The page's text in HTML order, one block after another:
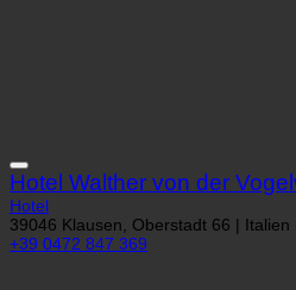
Hotel Walther von der
Hotel
39046 Klausen, Oberstadt 66 | Italien
+39 0472 847 369